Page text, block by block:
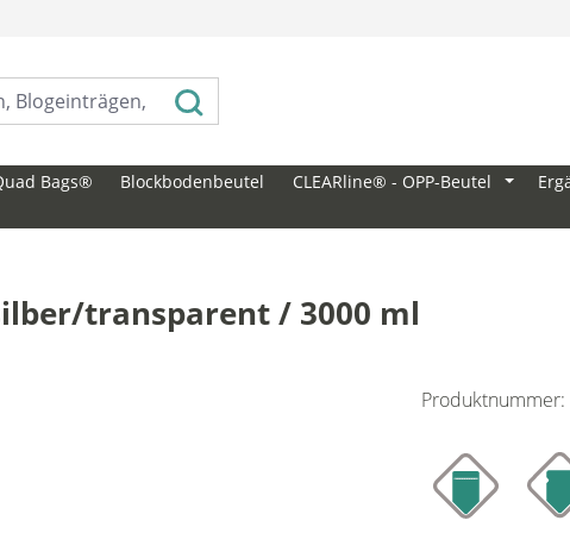
Bags® Blockbodenbeutel CLEARline® - OPP-Beutel
transparent / 3000 ml
Produktnummer: